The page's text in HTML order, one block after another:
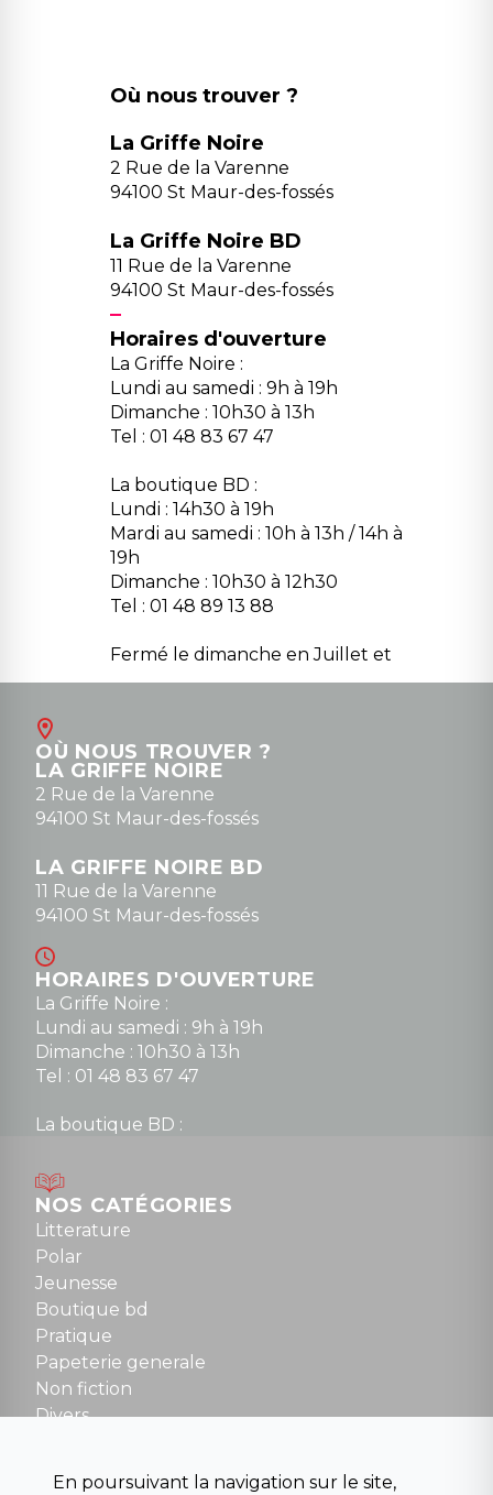
Où nous trouver ?
La Griffe Noire
2 Rue de la Varenne
94100 St Maur-des-fossés
La Griffe Noire BD
11 Rue de la Varenne
94100 St Maur-des-fossés
Horaires d'ouverture
La Griffe Noire :
Lundi au samedi : 9h à 19h
Dimanche : 10h30 à 13h
Tel : 01 48 83 67 47
La boutique BD :
Lundi : 14h30 à 19h
Mardi au samedi : 10h à 13h / 14h à
19h
Dimanche : 10h30 à 12h30
Tel : 01 48 89 13 88
Fermé le dimanche en Juillet et
Août
contact@la-griffe-noire.com
0148836747
OÙ NOUS TROUVER ?
LA GRIFFE NOIRE
2 Rue de la Varenne
94100 St Maur-des-fossés
LA GRIFFE NOIRE BD
11 Rue de la Varenne
94100 St Maur-des-fossés
HORAIRES D'OUVERTURE
La Griffe Noire :
Lundi au samedi : 9h à 19h
Dimanche : 10h30 à 13h
Tel : 01 48 83 67 47
La boutique BD :
Mardi au samedi : 10h à 13h / 14h à 19h
Dimanche : 10h30 à 12h30
Tel : 01 48 89 13 88
NOUS CONTACTER
contact@la-griffe-noire.com
NOS CATÉGORIES
Litterature
Polar
Jeunesse
Boutique bd
Pratique
Papeterie generale
Non fiction
Divers
En poursuivant la navigation sur le site,